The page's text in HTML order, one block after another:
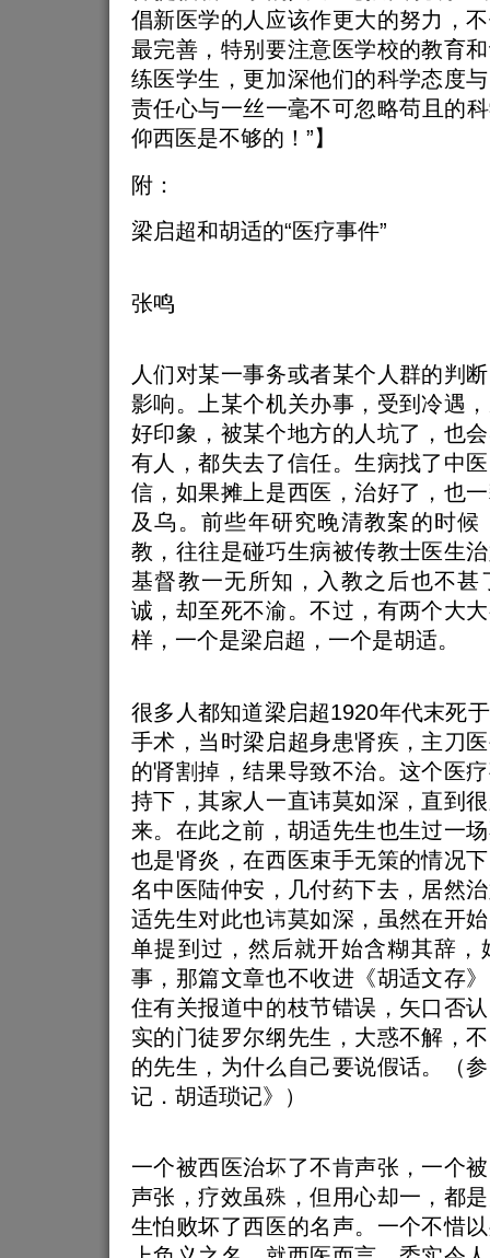
倡新医学的人应该作更大的努力，
最完善，特别要注意医学校的教育
练医学生，更加深他们的科学态度
责任心与一丝一毫不可忽略苟且的
仰西医是不够的！”】
附：
梁启超和胡适的“医疗事件”
张鸣
人们对某一事务或者某个人群的判
影响。上某个机关办事，受到冷遇
好印象，被某个地方的人坑了，也
有人，都失去了信任。生病找了中
信，如果摊上是西医，治好了，也
及乌。前些年研究晚清教案的时候
教，往往是碰巧生病被传教士医生
基督教一无所知，入教之后也不甚
诚，却至死不渝。不过，有两个大
样，一个是梁启超，一个是胡适。
很多人都知道梁启超1920年代末死
手术，当时梁启超身患肾疾，主刀
的肾割掉，结果导致不治。这个医
持下，其家人一直讳莫如深，直到
来。在此之前，胡适先生也生过一
也是肾炎，在西医束手无策的情况
名中医陆仲安，几付药下去，居然
适先生对此也讳莫如深，虽然在开
单提到过，然后就开始含糊其辞，
事，那篇文章也不收进《胡适文存
住有关报道中的枝节错误，矢口否
实的门徒罗尔纲先生，大惑不解，
的先生，为什么自己要说假话。（
记．胡适琐记》）
一个被西医治坏了不肯声张，一个
声张，疗效虽殊，但用心却一，都
生怕败坏了西医的名声。一个不惜